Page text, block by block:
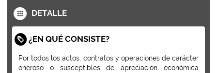
DETALLE
¿EN QUÉ CONSISTE?
Por todos los actos, contratos y operaciones de carácter
oneroso o susceptibles de apreciación económica